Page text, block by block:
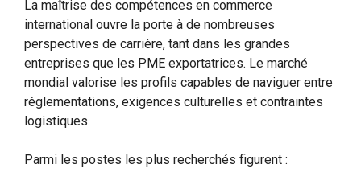
La maîtrise des compétences en commerce
international ouvre la porte à de nombreuses
perspectives de carrière, tant dans les grandes
entreprises que les PME exportatrices. Le marché
mondial valorise les profils capables de naviguer entre
réglementations, exigences culturelles et contraintes
logistiques.
Parmi les postes les plus recherchés figurent :